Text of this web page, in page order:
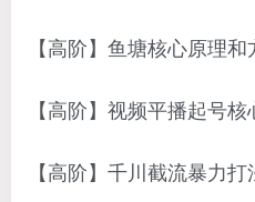
【高阶】鱼塘核心原理和
【高阶】视频平播起号
【高阶】千川截流暴力打